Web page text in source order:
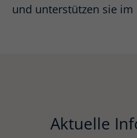
und unterstützen sie
Aktuelle